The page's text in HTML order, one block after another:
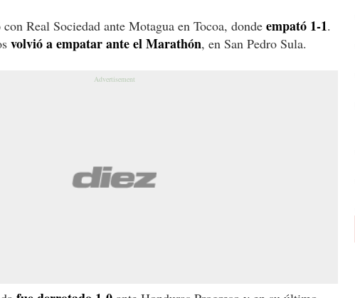
con Real Sociedad ante Motagua en Tocoa, donde empató 1-1.
volvió a empatar ante el Marathón, en San Pedro Sula.